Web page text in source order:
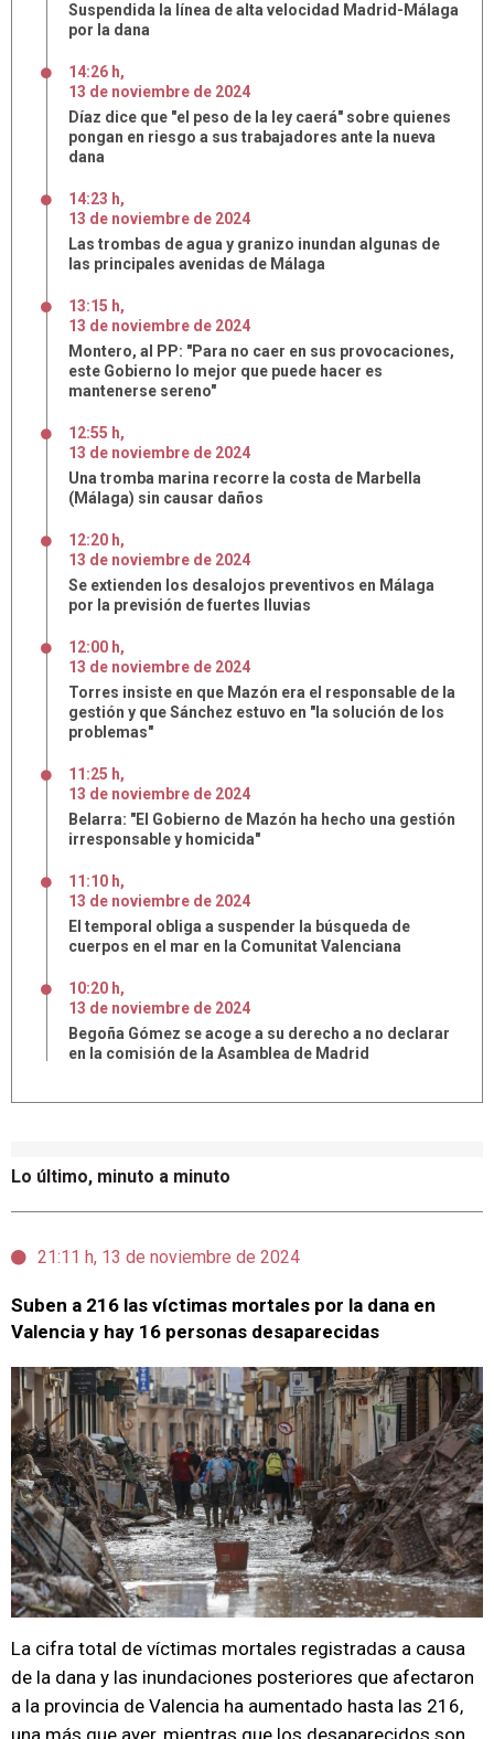
Lo último, minuto a minuto
21:11 h, 13 de noviembre de 2024
Suben a 216 las víctimas mortales por la dana en
Valencia y hay 16 personas desaparecidas
La cifra total de víctimas mortales registradas a causa
de la dana y las inundaciones posteriores que afectaron
a la provincia de Valencia ha aumentado hasta las 216,
una más que ayer, mientras que los desaparecidos son
Suspendida la línea de alta velocidad Madrid-Málaga
por la dana
14:26 h,
13 de noviembre de 2024
Díaz dice que "el peso de la ley caerá" sobre quienes
pongan en riesgo a sus trabajadores ante la nueva
dana
14:23 h,
13 de noviembre de 2024
Las trombas de agua y granizo inundan algunas de
las principales avenidas de Málaga
13:15 h,
13 de noviembre de 2024
Montero, al PP: "Para no caer en sus provocaciones,
este Gobierno lo mejor que puede hacer es
mantenerse sereno"
12:55 h,
13 de noviembre de 2024
Una tromba marina recorre la costa de Marbella
(Málaga) sin causar daños
12:20 h,
13 de noviembre de 2024
Se extienden los desalojos preventivos en Málaga
por la previsión de fuertes lluvias
12:00 h,
13 de noviembre de 2024
Torres insiste en que Mazón era el responsable de la
gestión y que Sánchez estuvo en "la solución de los
problemas"
11:25 h,
13 de noviembre de 2024
Belarra: "El Gobierno de Mazón ha hecho una gestión
irresponsable y homicida"
11:10 h,
13 de noviembre de 2024
El temporal obliga a suspender la búsqueda de
cuerpos en el mar en la Comunitat Valenciana
10:20 h,
13 de noviembre de 2024
Begoña Gómez se acoge a su derecho a no declarar
en la comisión de la Asamblea de Madrid